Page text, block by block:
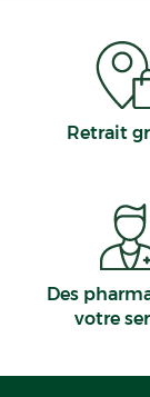
Retrait
Des
votre